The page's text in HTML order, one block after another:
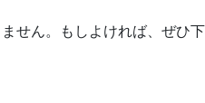
せん。もしよければ、ぜひ